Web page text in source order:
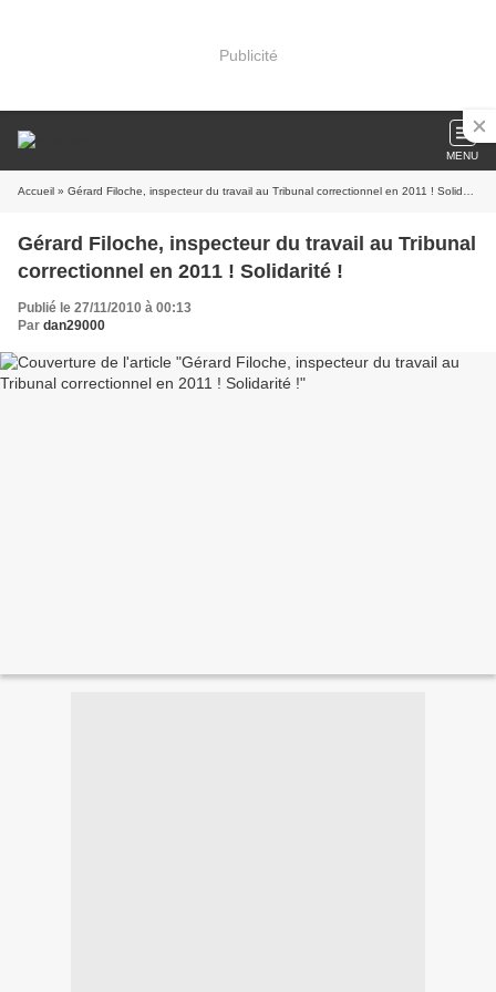
Publicité
MENU
Accueil » Gérard Filoche, inspecteur du travail au Tribunal correctionnel en 2011 ! Solidarité !
Gérard Filoche, inspecteur du travail au Tribunal
correctionnel en 2011 ! Solidarité !
Publié le 27/11/2010 à 00:13
Par dan29000